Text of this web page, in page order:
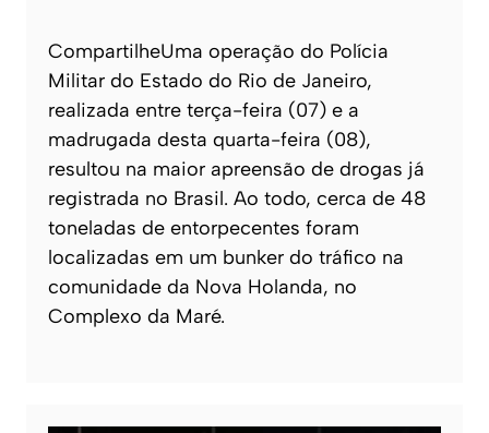
CompartilheUma operação do Polícia
Militar do Estado do Rio de Janeiro,
realizada entre terça-feira (07) e a
madrugada desta quarta-feira (08),
resultou na maior apreensão de drogas já
registrada no Brasil. Ao todo, cerca de 48
toneladas de entorpecentes foram
localizadas em um bunker do tráfico na
comunidade da Nova Holanda, no
Complexo da Maré.